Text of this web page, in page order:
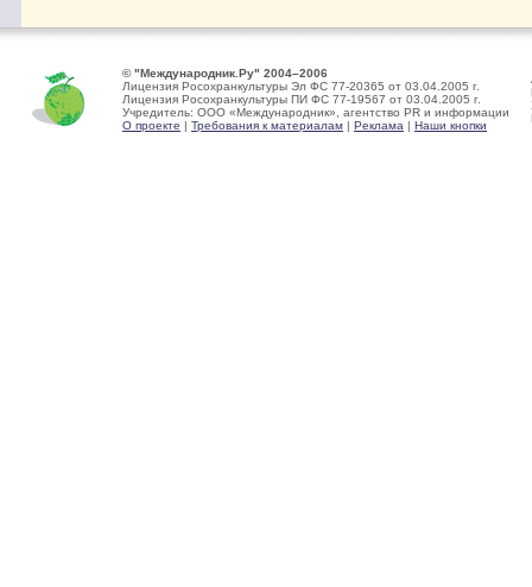
© "Международник.Ру" 2004–2006
Лицензия Росохранкультуры Эл ФС 77-20365 от 03.04.2005 г.
Лицензия Росохранкультуры ПИ ФС 77-19567 от 03.04.2005 г.
Учредитель: ООО «Международник», агентство PR и информации
О проекте | Требования к материалам | Реклама | Наши кнопки